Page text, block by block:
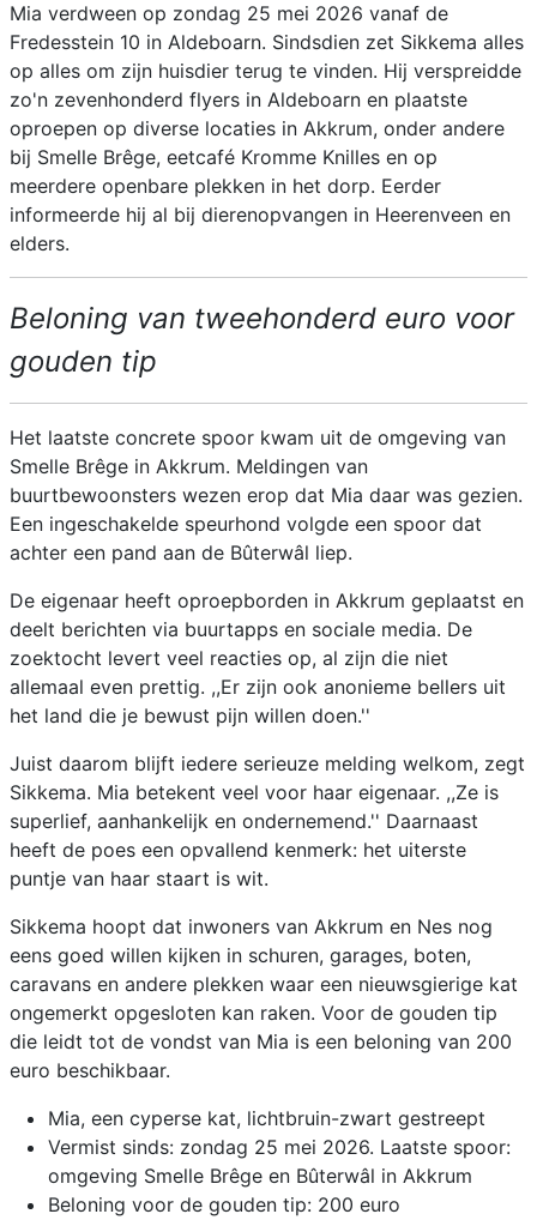
Mia verdween op zondag 25 mei 2026 vanaf de
Fredesstein 10 in Aldeboarn. Sindsdien zet Sikkema alles
op alles om zijn huisdier terug te vinden. Hij verspreidde
zo'n zevenhonderd flyers in Aldeboarn en plaatste
oproepen op diverse locaties in Akkrum, onder andere
bij Smelle Brêge, eetcafé Kromme Knilles en op
meerdere openbare plekken in het dorp. Eerder
informeerde hij al bij dierenopvangen in Heerenveen en
elders.
Beloning van tweehonderd euro voor
gouden tip
Het laatste concrete spoor kwam uit de omgeving van
Smelle Brêge in Akkrum. Meldingen van
buurtbewoonsters wezen erop dat Mia daar was gezien.
Een ingeschakelde speurhond volgde een spoor dat
achter een pand aan de Bûterwâl liep.
De eigenaar heeft oproepborden in Akkrum geplaatst en
deelt berichten via buurtapps en sociale media. De
zoektocht levert veel reacties op, al zijn die niet
allemaal even prettig. ,,Er zijn ook anonieme bellers uit
het land die je bewust pijn willen doen.''
Juist daarom blijft iedere serieuze melding welkom, zegt
Sikkema. Mia betekent veel voor haar eigenaar. ,,Ze is
superlief, aanhankelijk en ondernemend.'' Daarnaast
heeft de poes een opvallend kenmerk: het uiterste
puntje van haar staart is wit.
Sikkema hoopt dat inwoners van Akkrum en Nes nog
eens goed willen kijken in schuren, garages, boten,
caravans en andere plekken waar een nieuwsgierige kat
ongemerkt opgesloten kan raken. Voor de gouden tip
die leidt tot de vondst van Mia is een beloning van 200
euro beschikbaar.
Mia, een cyperse kat, lichtbruin-zwart gestreept
Vermist sinds: zondag 25 mei 2026. Laatste spoor:
omgeving Smelle Brêge en Bûterwâl in Akkrum
Beloning voor de gouden tip: 200 euro